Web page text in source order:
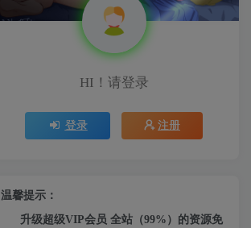
HI！请登录
登录 注册
温馨提示：
升级超级VIP会员 全站（99%）的资源免